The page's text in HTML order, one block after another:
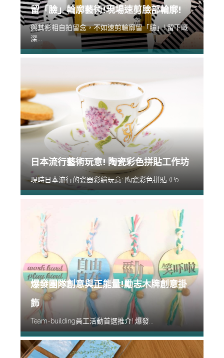
留「臉」輪廓藝術!現場速剪臉部輪廓!
與其影相自拍留念，不如速剪輪廓留「臉」! 留下嘅
深...
日本流行藝術玩意! 陶瓷彩色拼貼工作坊
現時日本流行的瓷器彩繪玩意: 陶瓷彩色拼貼 (Po...
爆發團隊創意與正能量!勵志木牌創意掛
飾
Team-building員工活動首選推介! 爆發...